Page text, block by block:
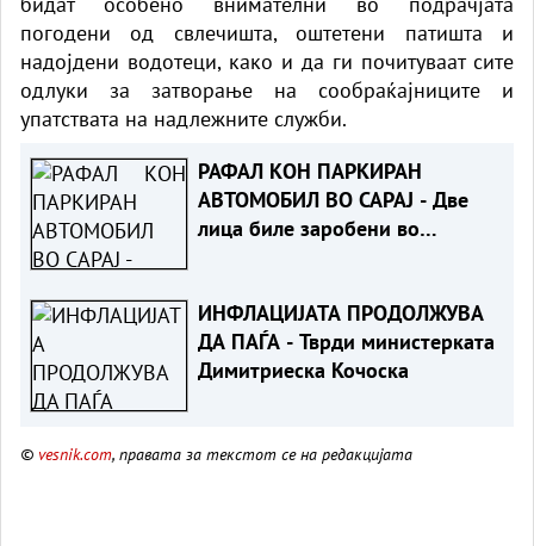
погодени од свлечишта, оштетени патишта и
надојдени водотеци, како и да ги почитуваат сите
одлуки за затворање на сообраќајниците и
упатствата на надлежните служби.
РАФАЛ КОН ПАРКИРАН
АВТОМОБИЛ ВО САРАЈ - Две
лица биле заробени во
ИНФЛАЦИЈАТА ПРОДОЛЖУВА
ДА ПАЃА - Тврди министерката
Димитриеска Кочоска
© vesnik.com, правата за текстот се на редакцијата